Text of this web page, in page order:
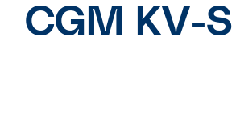
CGM KV-